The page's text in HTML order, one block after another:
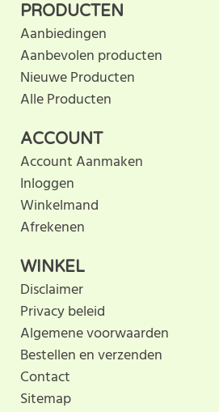
ACCOUNT
Account Aanmaken
Inloggen
Winkelmand
Afrekenen
PRODUCTEN
Aanbiedingen
Aanbevolen producten
Nieuwe Producten
Alle Producten
WINKEL
Disclaimer
Privacy beleid
Algemene voorwaarden
Bestellen en verzenden
Contact
Sitemap